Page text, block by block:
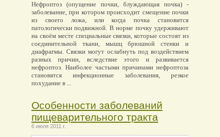
Нефроптоз (опущение почки, блуждающая почка) -
заболевание, при котором происходит смещение почки
из своего ложа, или когда почка становится
патологически подвижной. В норме почку удерживают
на своём месте специальные связки, которые состоят из
соединительной ткани, мышц брюшной стенки и
диафрагмы. Связки могут ослабнуть под воздействием
разных причин, вследствие этого и развивается
нефроптоз. Наиболее частыми причинами нефроптоза
становятся инфекционные заболевания, резкое
похудание в ...
Особенности заболеваний
пищеварительного тракта
6 июля 2011 г.